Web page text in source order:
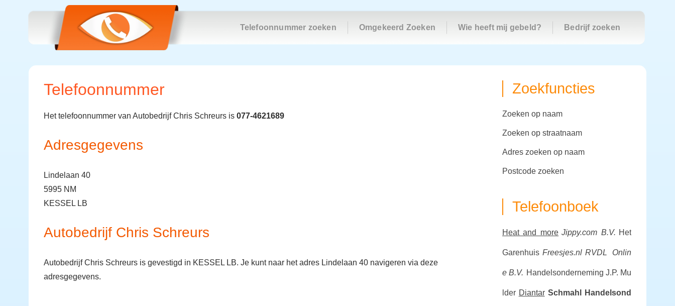
Telefoonnummer zoeken Omgekeerd Zoeken Wie heeft mij gebeld? Bedrijf zoeken
Telefoonnummer
Het telefoonnummer van Autobedrijf Chris Schreurs is 077-4621689
Adresgegevens
Lindelaan 40
5995 NM
KESSEL LB
Autobedrijf Chris Schreurs
Autobedrijf Chris Schreurs is gevestigd in KESSEL LB. Je kunt naar het adres Lindelaan 40 navigeren via deze
adresgegevens.
Zoekfuncties
zoeken op naam
zoeken op straatnaam
adres zoeken op naam
postcode zoeken
Telefoonboek
Heat and more Jippy.com B.V. Het
Garenhuis Freesjes.nl RVDL Onlin
e B.V. Handelsonderneming J.P. Mu
lder Diantar Schmahl Handelsond